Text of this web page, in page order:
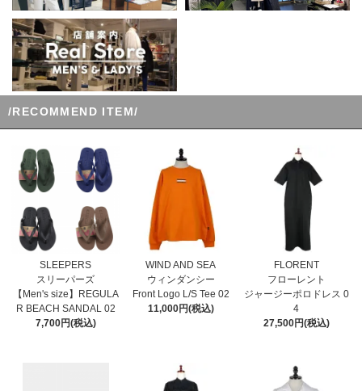
/RECOMMEND ITEM/
SLEEPERS
スリーパーズ
【Men's size】REGULA
R BEACH SANDAL 02
7,700円(税込)
WIND AND SEA
ウィンダンシー
Front Logo L/S Tee 02
11,000円(税込)
FLORENT
フローレント
ジャージーポロドレス 0
4
27,500円(税込)